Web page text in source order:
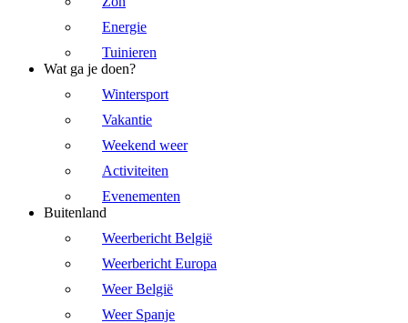
Energie
Tuinieren
Wat ga je doen?
Wintersport
Vakantie
Weekend weer
Activiteiten
Evenementen
Buitenland
Weerbericht België
Weerbericht Europa
Weer België
Weer Spanje